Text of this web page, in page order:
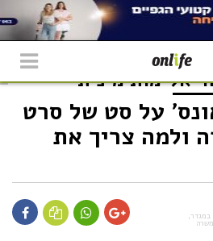
אלימות מינית
על סט של סרט
ולמה צריך את
בעלת BA בתקשורת ו-MA במגדר,